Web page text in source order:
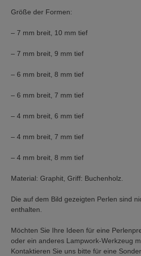
Größe der Formen:
– 7 mm breit, 10 mm tief
– 7 mm breit, 9 mm tief
– 6 mm breit, 8 mm tief
– 6 mm breit, 7 mm tief
– 4 mm breit, 6 mm tief
– 4 mm breit, 7 mm tief
– 4 mm breit, 8 mm tief
Material: Graphit, Griff: Buchenholz.
Die auf dem Bild gezeigten Perlen sind
enthalten.
Möchten Sie Ihre Ideen für eine
oder ein anderes Lampwork-Werkzeug
Kontaktieren Sie uns bitte für eine